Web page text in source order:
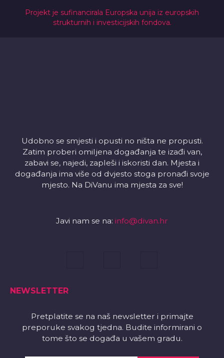
Projekt je sufinancirala Europska unija iz europskih
strukturnih i investicijskih fondova.
Udobno se smjesti i opusti no ništa ne propusti.
Zatim proberi omiljena događanja te izađi van,
zabavi se, najedi, zapleši i iskoristi dan. Mjesta i
događanja ima više od dvjesto stoga pronađi svoje
mjesto. Na DiVanu ima mjesta za sve!
Javi nam se na: info@divan.hr
NEWSLETTER
Pretplatite se na naš newsletter i primajte
preporuke svakog tjedna. Budite informirani o
tome što se događa u vašem gradu.